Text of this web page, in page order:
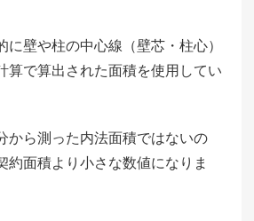
に壁や柱の中心線（壁芯・柱心）
算で算出された面積を使用してい
から測った内法面積ではないの
約面積より小さな数値になりま